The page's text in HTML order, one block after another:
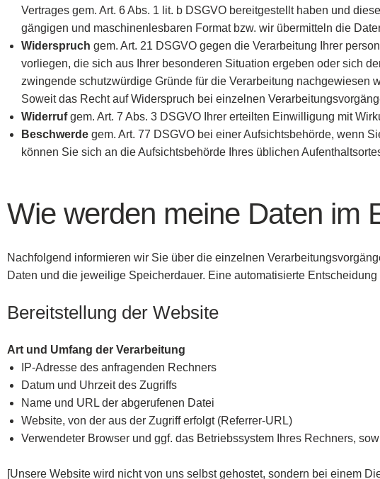
Vertrages gem. Art. 6 Abs. 1 lit. b DSGVO bereitgestellt haben und
gängigen und maschinenlesbaren Format bzw. wir übermitteln die
Widerspruch gem. Art. 21 DSGVO gegen die Verarbeitung Ihrer
vorliegen, die sich aus Ihrer besonderen Situation ergeben oder sich
zwingende schutzwürdige Gründe für die Verarbeitung nachgewiesen
Soweit das Recht auf Widerspruch bei einzelnen
Widerrufgem. Art. 7 Abs. 3 DSGVO Ihrer erteilten Einwilligung mit
Beschwerde gem. Art. 77 DSGVO bei einer Aufsichtsbehörde, wenn
können Sie sich an die Aufsichtsbehörde Ihres üblichen
Wie werden meine Daten im
Nachfolgend informieren wir Sie über die einzelnen
Daten und die jeweilige Speicherdauer. Eine automatisierte
Bereitstellung der Website
Art und Umfang der Verarbeitung
IP-Adresse des anfragenden Rechners
Datum und Uhrzeit des Zugriffs
Name und URL der abgerufenen Datei
Website, von der aus der Zugriff erfolgt (Referrer-URL)
Verwendeter Browser und ggf. das Betriebssystem Ihres Rechners,
[Unsere Website wird nicht von uns selbst gehostet, sondern bei einem